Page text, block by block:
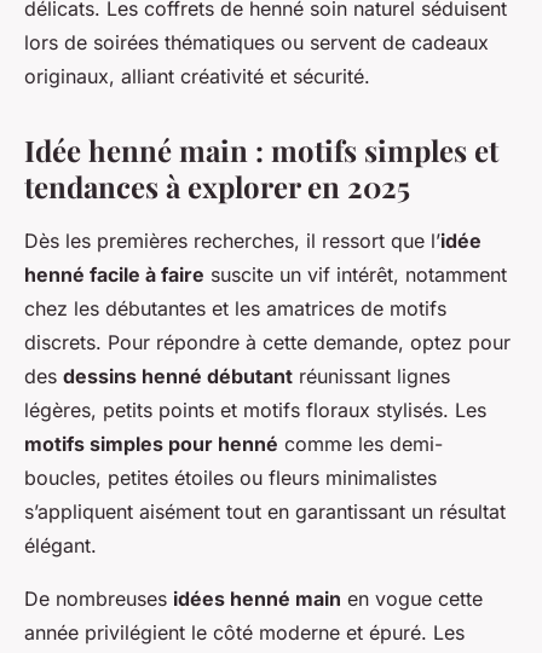
délicats. Les coffrets de henné soin naturel séduisent
lors de soirées thématiques ou servent de cadeaux
originaux, alliant créativité et sécurité.
Idée henné main : motifs simples et
tendances à explorer en 2025
Dès les premières recherches, il ressort que l’idée
henné facile à faire suscite un vif intérêt, notamment
chez les débutantes et les amatrices de motifs
discrets. Pour répondre à cette demande, optez pour
des dessins henné débutant réunissant lignes
légères, petits points et motifs floraux stylisés. Les
motifs simples pour henné comme les demi-
boucles, petites étoiles ou fleurs minimalistes
s’appliquent aisément tout en garantissant un résultat
élégant.
De nombreuses idées henné main en vogue cette
année privilégient le côté moderne et épuré. Les